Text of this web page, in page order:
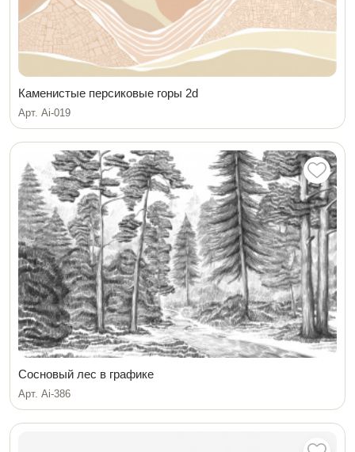
Каменистые персиковые горы 2d
Арт. Ai-019
Сосновый лес в графике
Арт. Ai-386